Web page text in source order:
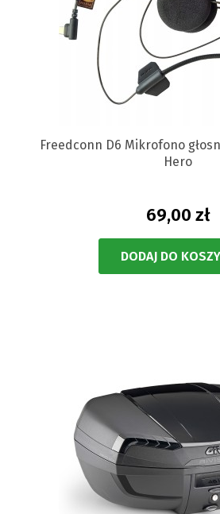
Freedconn D6 Mikrofono
Hero
69,00 zł
DODAJ DO